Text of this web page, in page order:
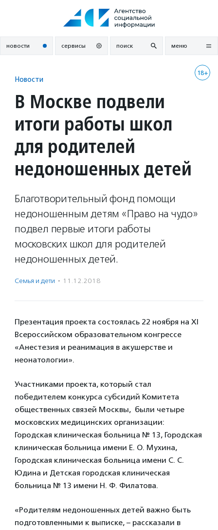
новости сервисы поиск меню
18+
Новости
В Москве подвели
итоги работы школ
для родителей
недоношенных детей
Благотворительный фонд помощи
недоношенным детям «Право на чудо»
подвел первые итоги работы
московских школ для родителей
недоношенных детей.
Семья и дети · 11.12.2018
Презентация проекта состоялась 22 ноября на XI
Всероссийском образовательном конгрессе
«Анестезия и реанимация в акушерстве и
неонатологии».
Участниками проекта, который стал
победителем конкурса субсидий Комитета
общественных связей Москвы, были четыре
московских медицинских организации:
Городская клиническая больница № 13, Городская
клиническая больница имени Е. О. Мухина,
Городская клиническая больница имени С. С.
Юдина и Детская городская клиническая
больница № 13 имени Н. Ф. Филатова.
«Родителям недоношенных детей важно быть
подготовленными к выписке, – рассказали в